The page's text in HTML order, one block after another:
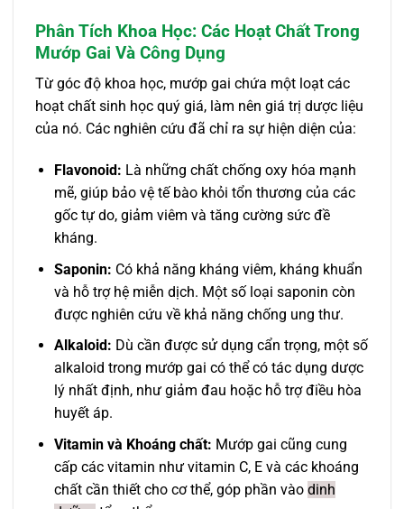
Phân Tích Khoa Học: Các Hoạt Chất Trong
Mướp Gai Và Công Dụng
Từ góc độ khoa học, mướp gai chứa một loạt các
hoạt chất sinh học quý giá, làm nên giá trị dược liệu
của nó. Các nghiên cứu đã chỉ ra sự hiện diện của:
Flavonoid: Là những chất chống oxy hóa mạnh
mẽ, giúp bảo vệ tế bào khỏi tổn thương của các
gốc tự do, giảm viêm và tăng cường sức đề
kháng.
Saponin: Có khả năng kháng viêm, kháng khuẩn
và hỗ trợ hệ miễn dịch. Một số loại saponin còn
được nghiên cứu về khả năng chống ung thư.
Alkaloid: Dù cần được sử dụng cẩn trọng, một số
alkaloid trong mướp gai có thể có tác dụng dược
lý nhất định, như giảm đau hoặc hỗ trợ điều hòa
huyết áp.
Vitamin và Khoáng chất: Mướp gai cũng cung
cấp các vitamin như vitamin C, E và các khoáng
chất cần thiết cho cơ thể, góp phần vào dinh